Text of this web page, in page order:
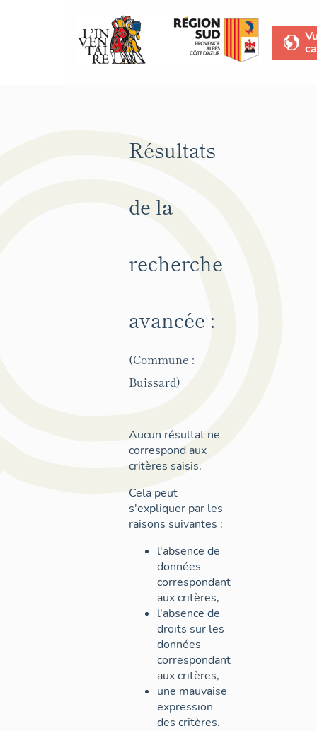
Résultats
de la
recherche
avancée :
(Commune :
Buissard)
Aucun résultat ne
correspond aux
critères saisis.
Cela peut
s'expliquer par les
raisons suivantes :
l'absence de
données
correspondant
aux critères,
l'absence de
droits sur les
données
correspondant
aux critères,
une mauvaise
expression
des critères.